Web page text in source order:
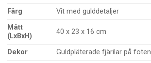
Färg
Vit med gulddetaljer
Mått
(LxBxH)
40 x 23 x 16 cm
Dekor Guldpläterade fjärilar på foten